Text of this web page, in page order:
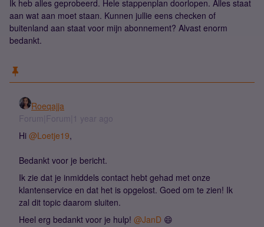
Ik heb alles geprobeerd. Hele stappenplan doorlopen. Alles staat
aan wat aan moet staan. Kunnen jullie eens checken of
buitenland aan staat voor mijn abonnement? Alvast enorm
bedankt.
Roeqajja
Forum|Forum|1 year ago
Hi ​ @Loetje19,
Bedankt voor je bericht.
Ik zie dat je inmiddels contact hebt gehad met onze
klantenservice en dat het is opgelost. Goed om te zien! Ik
zal dit topic daarom sluiten.
Heel erg bedankt voor je hulp! ​ @JanD 😄